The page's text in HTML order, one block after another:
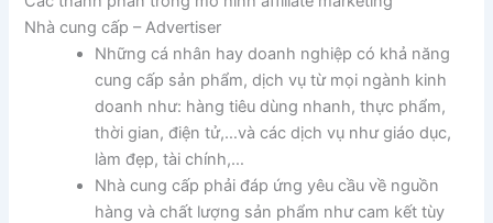
Nhà cung cấp – Advertiser
Những cá nhân hay doanh nghiệp có khả năng
cung cấp sản phẩm, dịch vụ từ mọi ngành kinh
doanh như: hàng tiêu dùng nhanh, thực phẩm,
thời gian, điện tử,…và các dịch vụ như giáo dục,
làm đẹp, tài chính,…
Nhà cung cấp phải đáp ứng yêu cầu về nguồn
hàng và chất lượng sản phẩm như cam kết tùy